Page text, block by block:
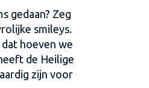
gedaan? Zeg
smileys.
hoeven we
de Heilige
zijn voor